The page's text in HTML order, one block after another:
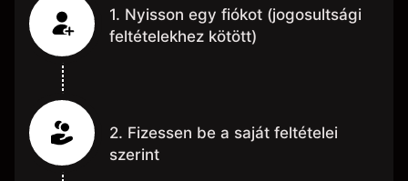
1. Nyisson egy fiókot (jogosultsági
feltételekhez kötött)
2. Fizessen be a saját feltételei
szerint